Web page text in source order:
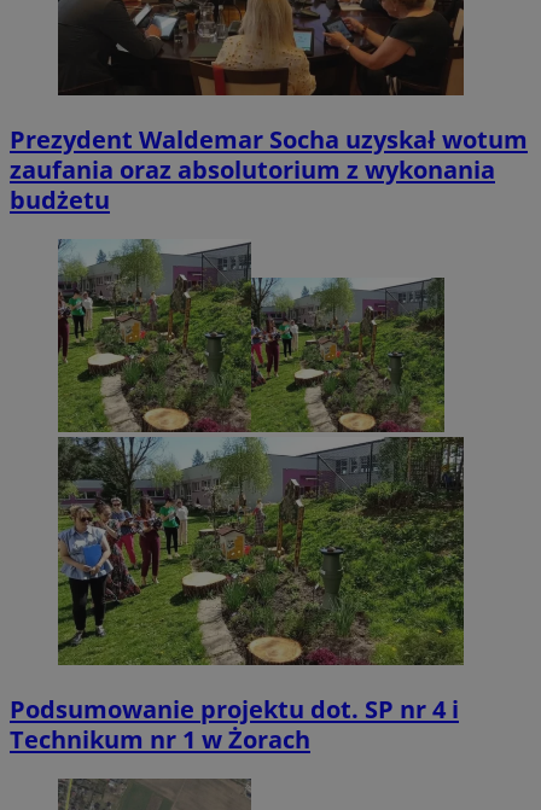
Prezydent Waldemar Socha uzyskał wotum
zaufania oraz absolutorium z wykonania
budżetu
Podsumowanie projektu dot. SP nr 4 i
Technikum nr 1 w Żorach